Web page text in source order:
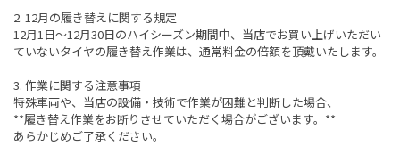
2. 12月の履き替えに関する規定
12月1日～12月30日のハイシーズン期間中、当店でお買い上げいただい
ていないタイヤの履き替え作業は、通常料金の倍額を頂戴いたします。
3. 作業に関する注意事項
特殊車両や、当店の設備・技術で作業が困難と判断した場合、
**履き替え作業をお断りさせていただく場合がございます。**
あらかじめご了承ください。